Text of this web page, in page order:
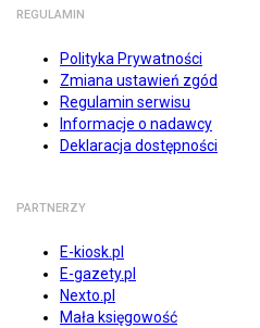
REGULAMIN
Polityka Prywatności
Zmiana ustawień zgód
Regulamin serwisu
Informacje o nadawcy
Deklaracja dostępności
PARTNERZY
E-kiosk.pl
E-gazety.pl
Nexto.pl
Mała księgowość